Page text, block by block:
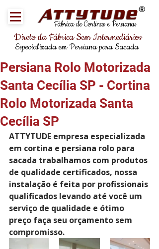
Fábrica de Cortinas e Persianas
®
Direto da Fábrica Sem Intermediários
Especializada em Persiana para Sacada
Persiana Rolo Motorizada
Santa Cecília SP - Cortina
Rolo Motorizada Santa
Cecília SP
ATTYTUDE empresa especializada
em cortina e persiana rolo para
sacada trabalhamos com produtos
de qualidade certificados, nossa
instalação é feita por profissionais
qualificados levando até você um
serviço de qualidade e ótimo
preço faça seu orçamento sem
compromisso.